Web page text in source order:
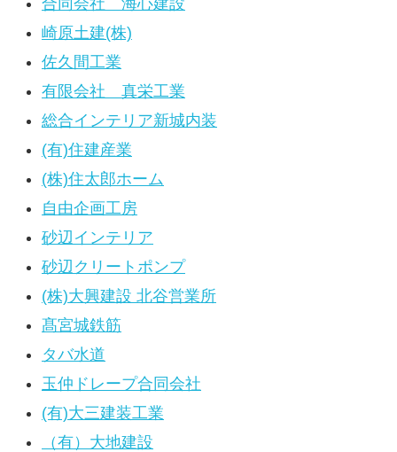
合同会社 海心建設
崎原土建(株)
佐久間工業
有限会社 真栄工業
総合インテリア新城内装
(有)住建産業
(株)住太郎ホーム
自由企画工房
砂辺インテリア
砂辺クリートポンプ
(株)大興建設 北谷営業所
髙宮城鉄筋
タバ水道
玉仲ドレープ合同会社
(有)大三建装工業
（有）大地建設